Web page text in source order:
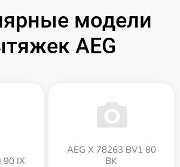
модели
AEG
90 IX
AEG X 78263 BV1 80
BK